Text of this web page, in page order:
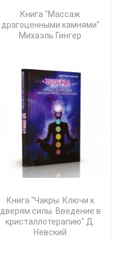
Книга "Массаж
драгоценными камнями"
Михаэль Гингер
Книга "Чакры. Ключи к
дверям силы. Введение в
кристаллотерапию" Д.
Невский